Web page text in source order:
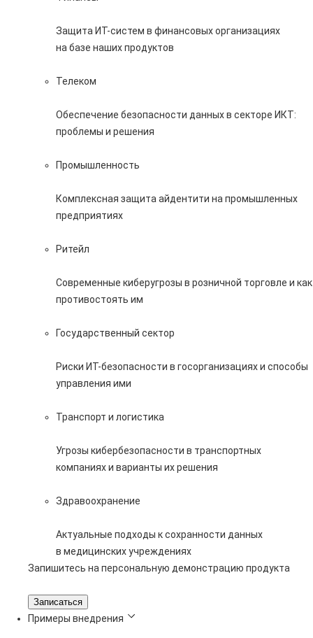
Защита ИТ-систем в финансовых организациях
на базе наших продуктов
Телеком
Обеспечение безопасности данных в секторе ИКТ:
проблемы и решения
Промышленность
Комплексная защита айдентити на промышленных
предприятиях
Ритейл
Современные киберугрозы в розничной торговле и как
противостоять им
Государственный сектор
Риски ИТ-безопасности в госорганизациях и способы
управления ими
Транспорт и логистика
Угрозы кибербезопасности в транспортных
компаниях и варианты их решения
Здравоохранение
Актуальные подходы к сохранности данных
в медицинских учреждениях
Запишитесь на персональную демонстрацию продукта
Записаться
Примеры внедрения